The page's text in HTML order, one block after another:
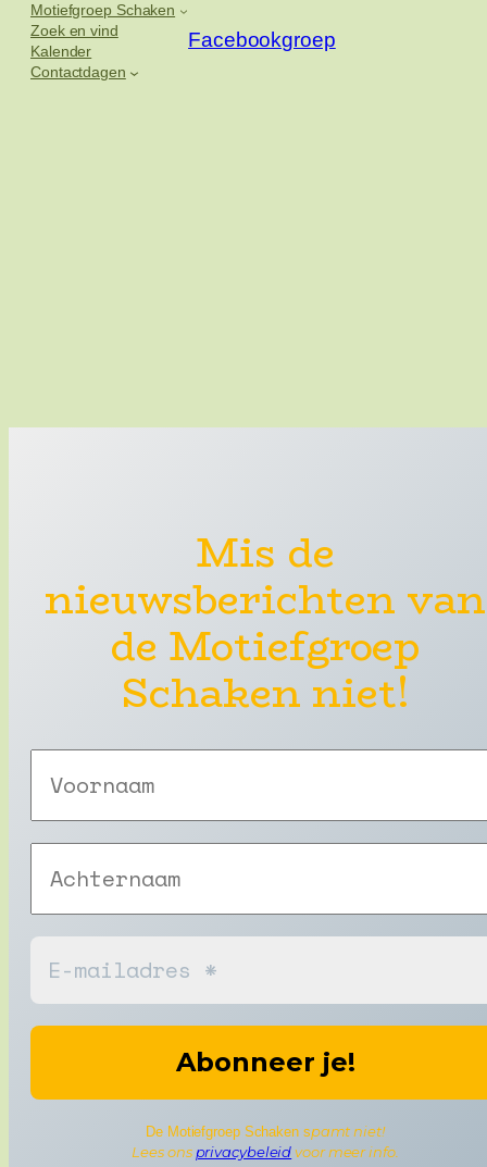
Motiefgroep Schaken
Zoek en vind
Kalender
Contactdagen
Facebookgroep
Mis de
nieuwsberichten van
de Motiefgroep
Schaken niet!
De Motiefgroep Schaken spamt niet!
Lees ons privacybeleidvoor meer info.